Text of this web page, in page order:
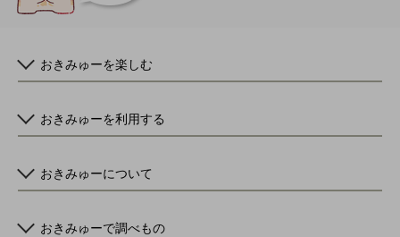
おきみゅーを楽しむ
おきみゅーを利用する
おきみゅーについて
おきみゅーで調べもの